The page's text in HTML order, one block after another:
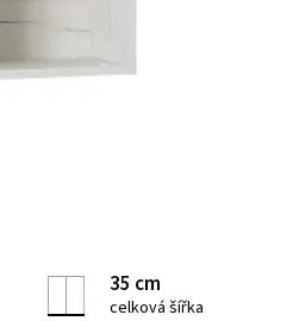
35 cm
celková šířka